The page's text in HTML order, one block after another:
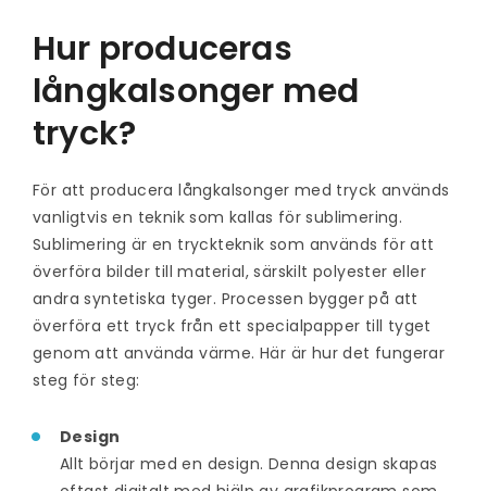
Hur produceras
långkalsonger med
tryck?
För att producera långkalsonger med tryck används
vanligtvis en teknik som kallas för sublimering.
Sublimering är en tryckteknik som används för att
överföra bilder till material, särskilt polyester eller
andra syntetiska tyger. Processen bygger på att
överföra ett tryck från ett specialpapper till tyget
genom att använda värme. Här är hur det fungerar
steg för steg:
Design
Allt börjar med en design. Denna design skapas